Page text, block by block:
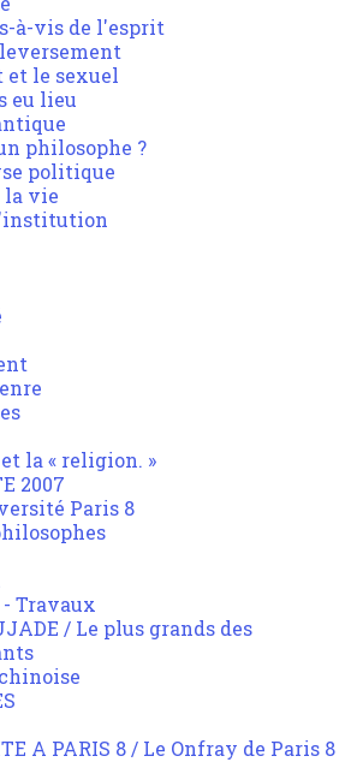
à-vis de l'esprit
et le sexuel
eu lieu
philosophe ?
politique
la vie
la « religion. »
2007
Paris 8
- Travaux
/ Le plus grands des
A PARIS 8 / Le Onfray de Paris 8